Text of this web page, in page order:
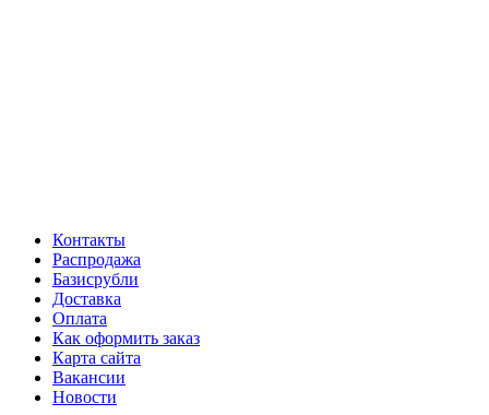
Контакты
Распродажа
Базисрубли
Доставка
Оплата
Как оформить заказ
Карта сайта
Вакансии
Новости